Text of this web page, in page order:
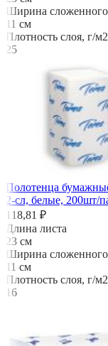
Ширина сложенного
11 см
Плотность слоя, г/м2
25
Полотенца
2-сл, белые, 200шт/
118,81 ₽
Длина листа
23 см
Ширина сложенного
11 см
Плотность слоя, г/м2
16